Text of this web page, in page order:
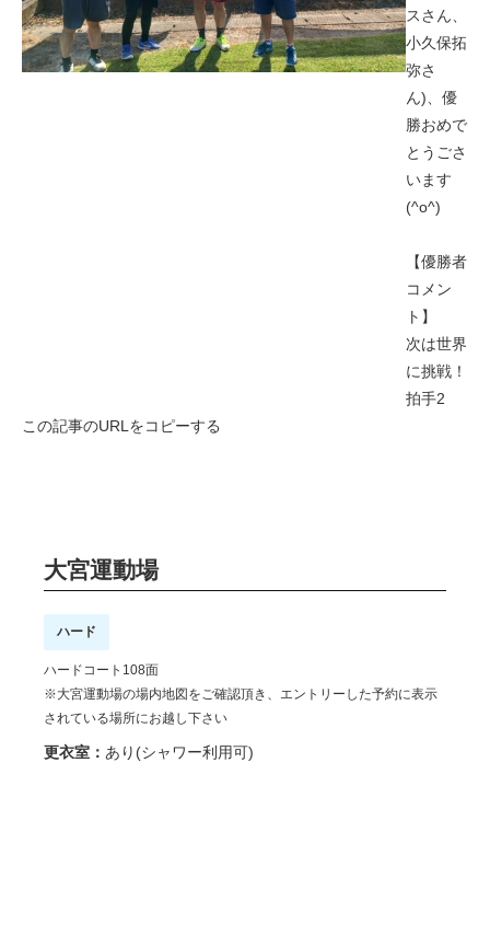
スさん、
小久保拓
弥さ
ん)、優
勝おめで
とうごさ
います
(^o^)
【優勝者
コメン
ト】
次は世界
に挑戦！
拍手2
この記事のURLをコピーする
大宮運動場
ハード
ハードコート108面
※大宮運動場の場内地図をご確認頂き、エントリーした予約に表示
されている場所にお越し下さい
更衣室： あり(シャワー利用可)